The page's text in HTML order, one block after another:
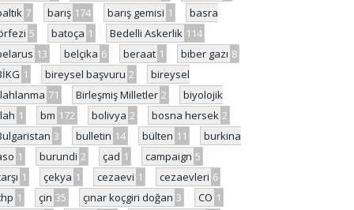
7 barış 174 barış gemisi 1
basra
5 batoça 1 Bedelli Askerlik 114
13 belçika 6 beraat 1 biber gazı 8
1 bireysel başvuru 2
bireysel
71 Birleşmiş Milletler 2
biyolojik
1 bm 172 bolivya 2 bosna hersek 2
3 bulletin 14 bülten 11
burkina
1 burundi 2 çad 1 campaign 5
1 çekya 1 cezaevi 1 cezaevleri 6
1 çin 35 çınar koçgiri doğan 3 CO 1